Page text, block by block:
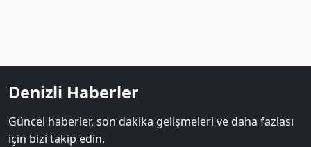
Denizli Haberler
Güncel haberler, son dakika gelişmeleri ve daha fazlası
için bizi takip edin.